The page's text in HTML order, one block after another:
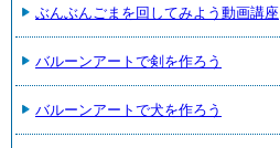
ぶんぶんごまを回してみよう動画講座
バルーンアートで剣を作ろう
バルーンアートで犬を作ろう